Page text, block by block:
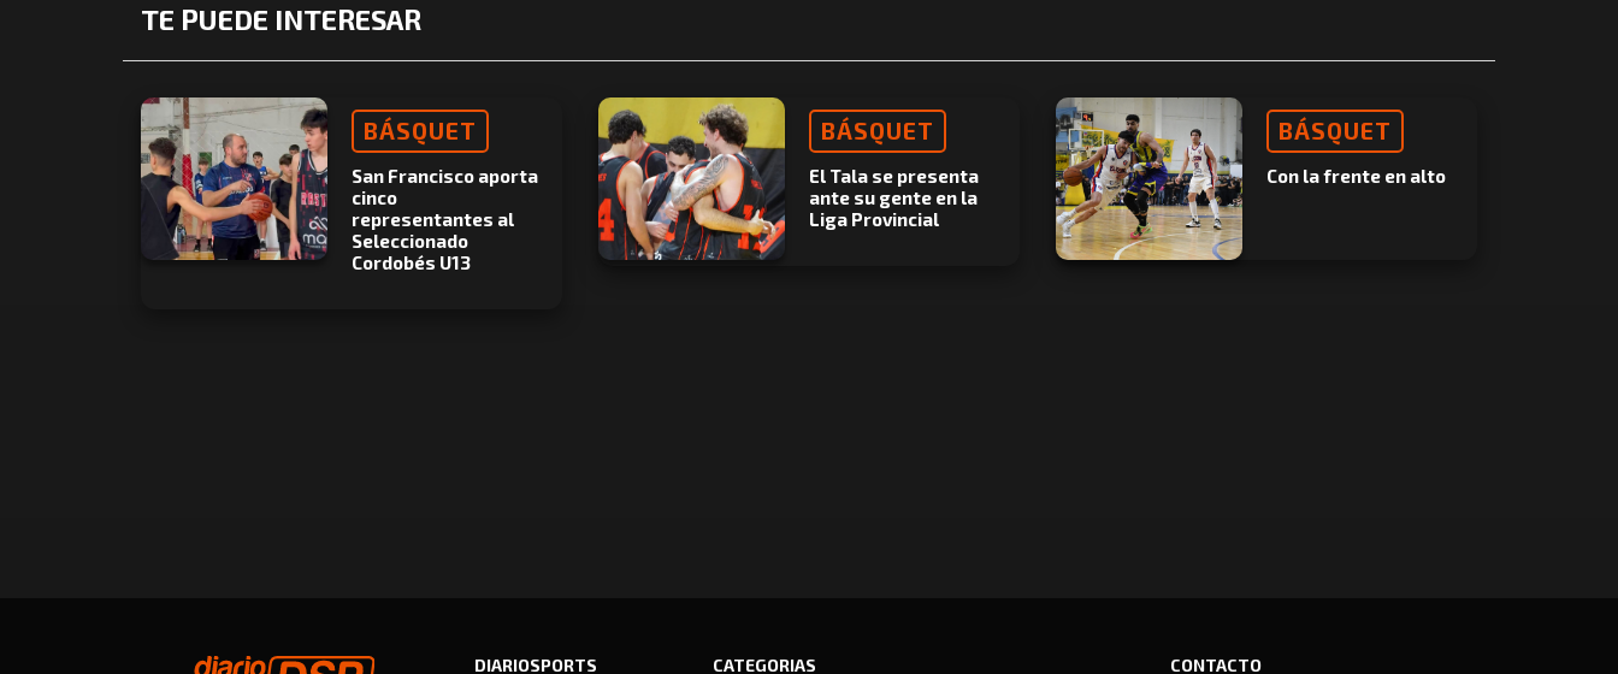
TE PUEDE INTERESAR
BÁSQUET
San Francisco aporta
cinco
representantes al
Seleccionado
Cordobés U13
BÁSQUET
El Tala se presenta
ante su gente en la
Liga Provincial
BÁSQUET
Con la frente en alto
DIARIOSPORTS CATEGORIAS CONTACTO